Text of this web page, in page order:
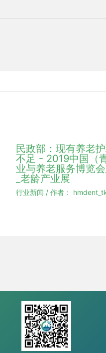
民政部：现有养老
不足 - 2019中国（
业与养老服务博览
_老龄产业展
行业新闻 / 作者：